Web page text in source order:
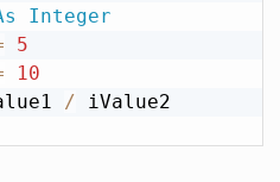
Integer
5
10
/